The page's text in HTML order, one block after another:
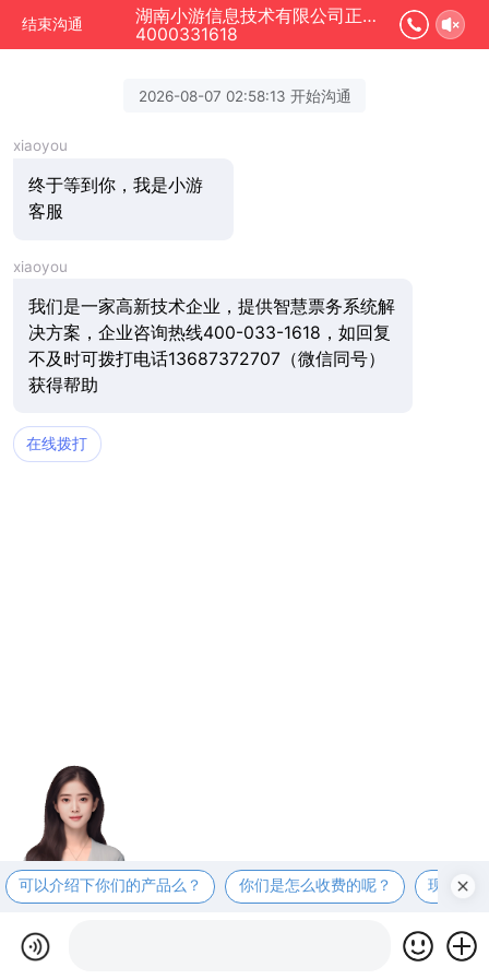
结束沟通
湖南小游信息技术有限公司正在为您服务
4000331618
2026-08-07 02:58:13 开始沟通
xiaoyou
终于等到你，我是小游
客服
xiaoyou
我们是一家高新技术企业，提供智慧票务系统解
决方案，企业咨询热线400-033-1618，如回复
不及时可拨打电话13687372707（微信同号）
获得帮助
在线拨打
可以介绍下你们的产品么？ 你们是怎么收费的呢？ 现在有